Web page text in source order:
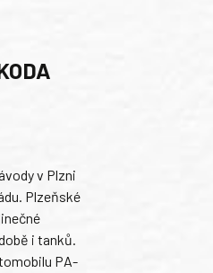
v Plzni
Plzeňské
i tanků.
PA-